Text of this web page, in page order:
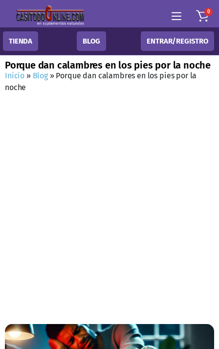
0
TIENDA BLOG ENTRAR/REGISTRO
Porque dan calambres en los pies por la noche
Inicio » Blog» Porque dan calambres en los pies por la
noche